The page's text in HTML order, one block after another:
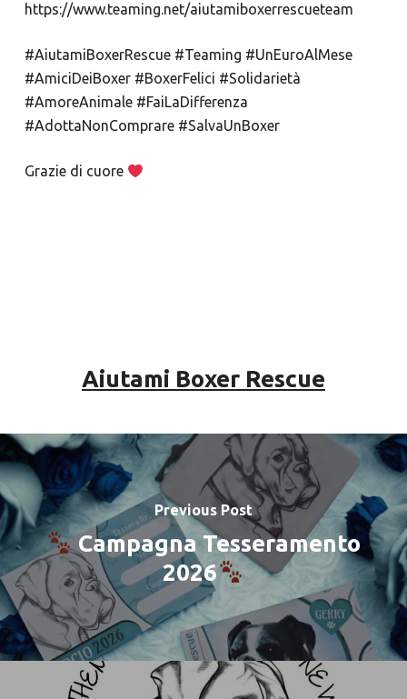
https://www.teaming.net/aiutamiboxerrescueteam
#AiutamiBoxerRescue #Teaming #UnEuroAlMese
#AmiciDeiBoxer #BoxerFelici #Solidarietà
#AmoreAnimale #FaiLaDifferenza
#AdottaNonComprare #SalvaUnBoxer
Grazie di cuore
Aiutami Boxer Rescue
Previous Post
Campagna Tesseramento
2026